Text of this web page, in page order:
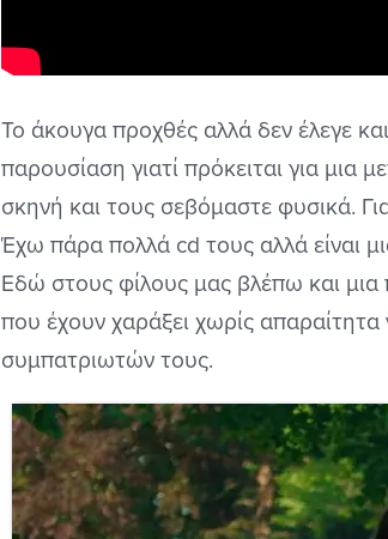
Το άκουγα προχθές αλλά δεν έλεγε
παρουσίαση γιατί πρόκειται για μια
σκηνή και τους σεβόμαστε φυσικά.
Έχω πάρα πολλά cd τους αλλά είναι
Εδώ στους φίλους μας βλέπω και
που έχουν χαράξει χωρίς
συμπατριωτών τους.